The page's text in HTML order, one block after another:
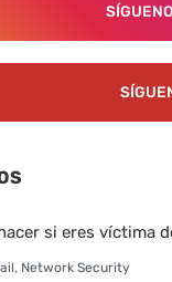
si eres víctima
, Network Security